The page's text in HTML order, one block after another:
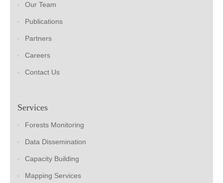
Our Team
Publications
Partners
Careers
Contact Us
Services
Forests Monitoring
Data Dissemination
Capacity Building
Mapping Services